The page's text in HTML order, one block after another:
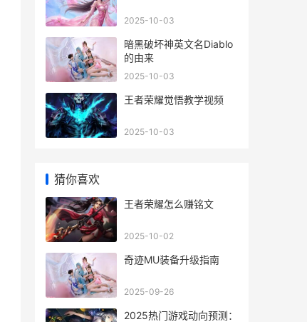
2025-10-03
暗黑破坏神英文名Diablo
的由来
2025-10-03
王者荣耀觉悟教学视频
2025-10-03
猜你喜欢
王者荣耀怎么赚铭文
2025-10-02
奇迹MU装备升级指南
2025-09-26
2025热门游戏动向预测：